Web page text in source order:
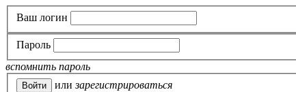
Ваш логин
Пароль
вспомнить пароль
или зарегистрироваться